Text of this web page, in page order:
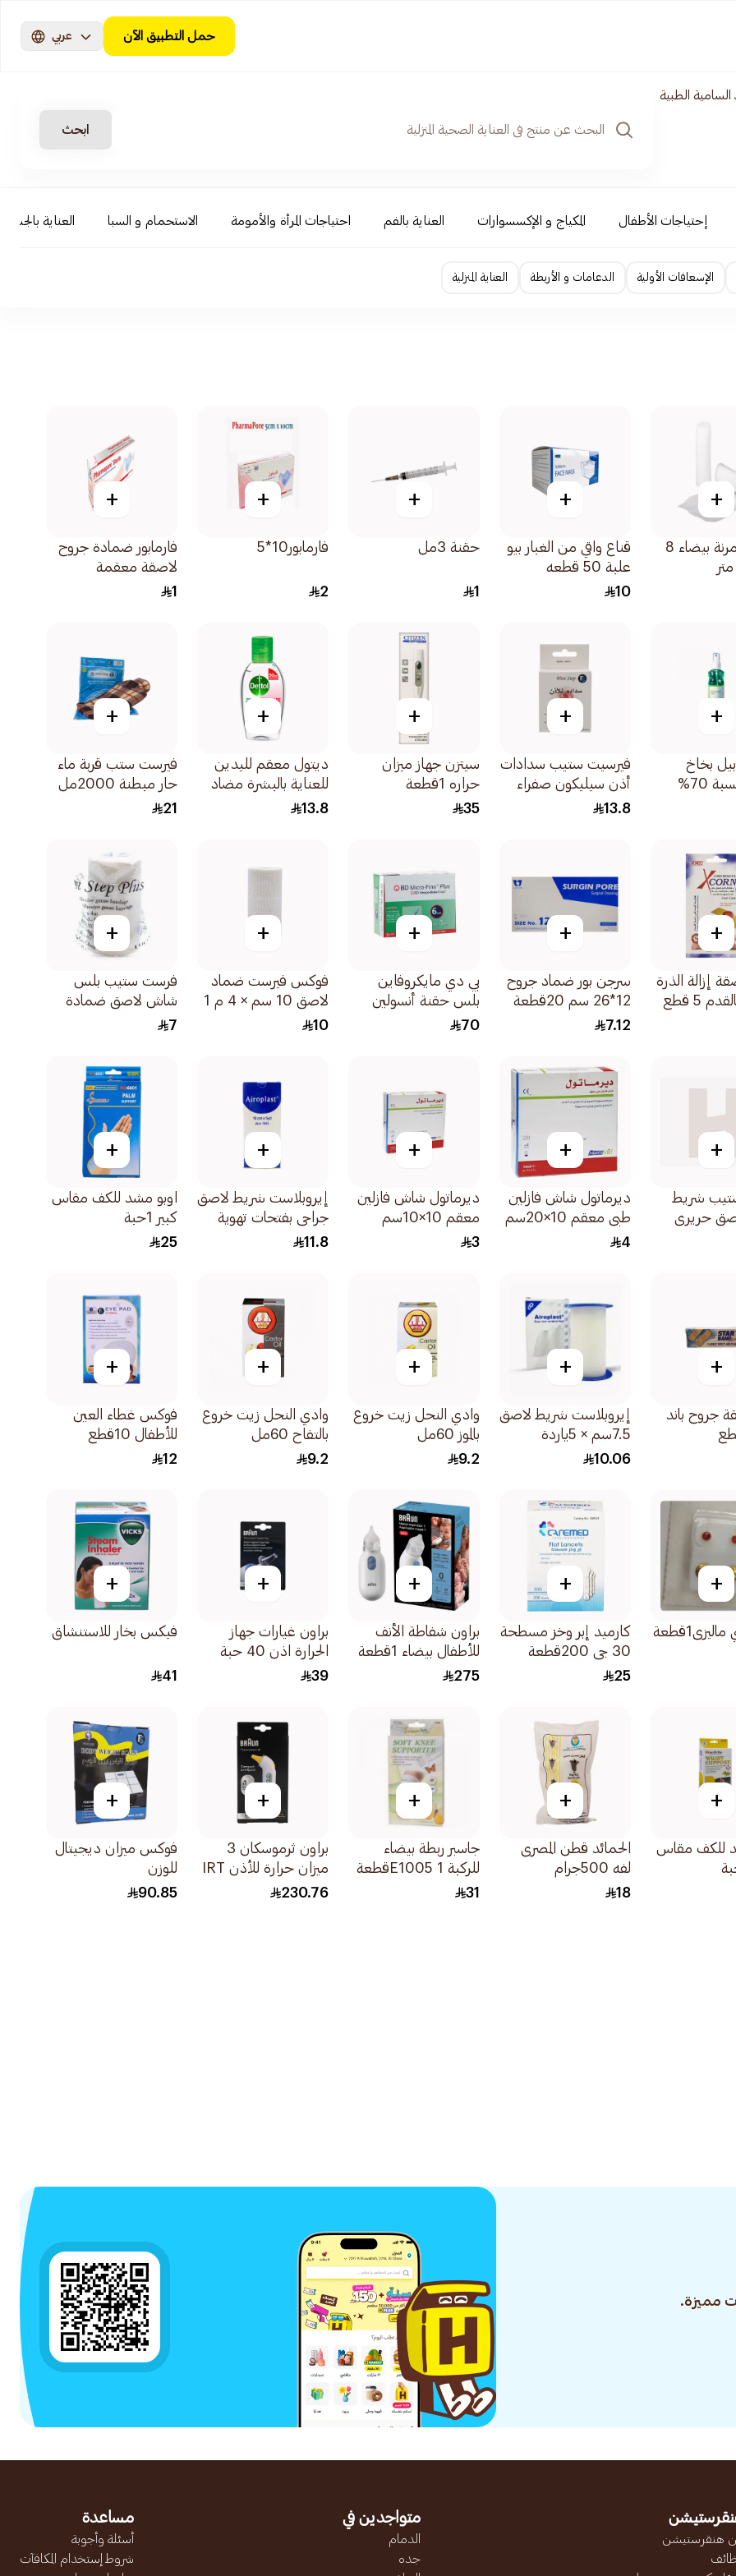
حمل التطبيق الآن عربي
السامية الطبية
ابحث
إحتياجات الأطفال المكياج و الإكسسوارات العناية بالفم احتياجات المرأة والأمومة الاستحمام و السبا العناية بالجسم
الإسعافات الأولية الدعامات و الأربطة العناية المنزلية
+
ضمادة مرنة بيضاء 8
+
قناع واقي من الغبار بيو
علبة 50 قطعه
10
+
حقنة 3مل
1
+
فارمابور10*5
2
+
فارمابور ضمادة جروح
لاصقة معقمة
6×8.25سم 1علبة
1
+
بخاخ
كحول بنسبة 70%
+
فيرسيت ستيب سدادات
أذن سيليكون صفراء
4قطع
13.8
+
سيتزن جهاز ميزان
حراره 1قطعة
35
+
ديتول معقم لليدين
للعناية بالبشرة مضاد
للبكتيريا 50مل
13.8
+
فيرست ستب قربة ماء
حار مبطنة 2000مل
21
+
إزالة الذرة
5 قطع
+
سرجن بور ضماد جروح
12*26 سم 20قطعة
7.12
+
بي دي مايكروفاين
بلس حقنة أنسولين
1×100قطعة
70
+
فوكس فيرست ضماد
لاصق 10 سم × 4 م 1
حبة
10
+
فرست ستيب بلس
شاش لاصق ضمادة
6سم×4متر
7
+
شريط
حريري
+
ديرماتول شاش فازلين
طبي معقم 10×20سم
4
+
ديرماتول شاش فازلين
معقم 10×10سم
50قطعة
3
+
إيروبلاست شريط لاصق
جراحي بفتحات تهوية
5ياردة 1قطعة
11.8
+
اوبو مشد للكف مقاس
كبير 1حبة
25
+
جروح باند
+
إيروبلاست شريط لاصق
7.5سم × 5ياردة
1قطعة
10.06
+
وادي النحل زيت خروع
بالموز 60مل
9.2
+
وادي النحل زيت خروع
بالتفاح 60مل
9.2
+
فوكس غطاء العين
للأطفال 10قطع
12
+
+
كارميد إبر وخز مسطحة
30 جي 200قطعة
25
+
براون شفاطة الأنف
للأطفال بيضاء 1قطعة
275
+
براون غيارات جهاز
الحرارة اذن 40 حبة
39
+
فيكس بخار للاستنشاق
41
+
للكف مقاس
+
الحمائد قطن المصرى
لفه 500جرام
18
+
جاسبر ربطة بيضاء
للركبة E1005 1قطعة
31
+
براون ثرموسكان 3
ميزان حرارة للأذن IRT
3020 1قطعة
230.76
+
فوكس ميزان ديجيتال
للوزن
90.85
مميزة.
هنقرستيشن
متواجدين في
الدمام
جده
مساعدة
أسئلة وأجوبة
شروط إستخدام المكافآت